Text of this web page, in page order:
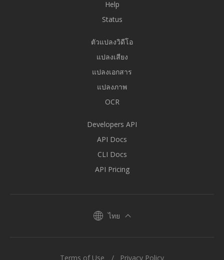
Help
Status
ตัวแปลงวิดีโอ
แปลงเสียง
แปลงเอกสาร
แปลงภาพ
OCR
Developers API
API Docs
CLI Docs
API Pricing
ไทย
Terms of Use Privacy Policy